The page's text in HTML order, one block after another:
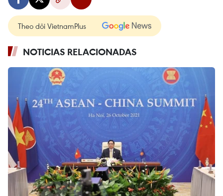
Theo dõi VietnamPlus
NOTICIAS RELACIONADAS